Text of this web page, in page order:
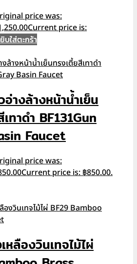
price was:
Current price is:
บใส่ตะกร้า
างล้างหน้าน้ำเย็น
ทาดำ BF131Gun
Faucet
price was:
Current price is: ฿850.00.
ลืองวินเทจไม้ไผ่